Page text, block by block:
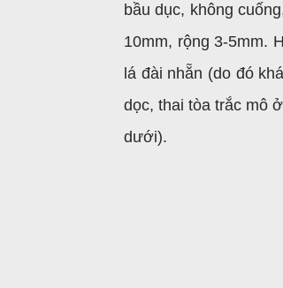
bầu dục, không
10mm, rộng 3-5mm.
lá đài nhẵn (do đó
dọc, thai tòa trắc mô
dưới).